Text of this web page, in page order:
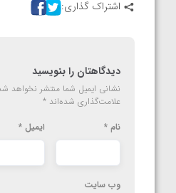
اشتراک گذاری:
دیدگاهتان را بنویسید
نشانی ایمیل شما منتشر نخواهد
علامت‌گذاری شده‌اند *
نام * ایمیل *
وب‌ سایت